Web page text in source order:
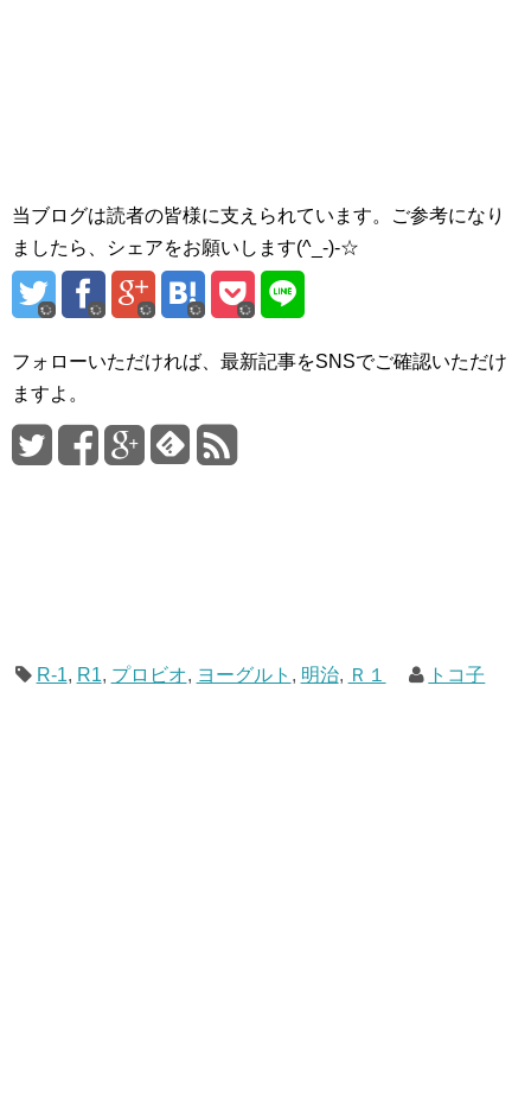
当ブログは読者の皆様に支えられています。ご参考になり
ましたら、シェアをお願いします(^_-)-☆
フォローいただければ、最新記事をSNSでご確認いただけ
ますよ。
R-1, R1, プロビオ, ヨーグルト , 明治, Ｒ１ トコ子